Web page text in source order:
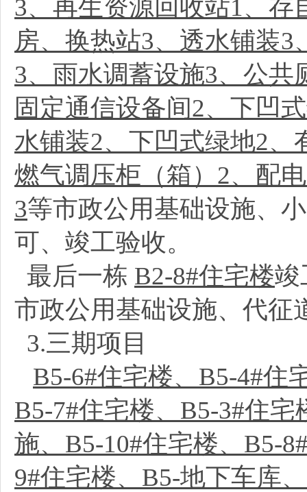
3、再生资源回收站1、存
房、换热站3、透水铺装
3、雨水调蓄设施3、公共
固定通信设备间2、下凹
水铺装2、下凹式绿地2、
燃气调压柜（箱）2、配
3等市政公用基础设施、
可、竣工验收。
最后一栋 B2-8#住宅楼竣
市政公用基础设施、代征
3.三期项目
B5-6#住宅楼、B5-4#住
B5-7#住宅楼、B5-3#住
施、B5-10#住宅楼、B5-
9#住宅楼、B5-地下车库